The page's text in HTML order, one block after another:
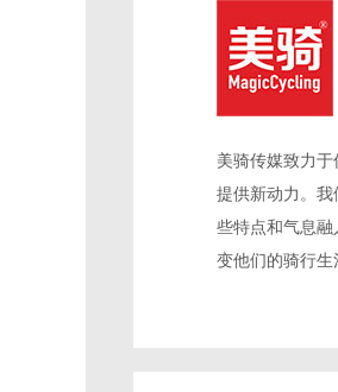
美骑传媒致力
提供新动力。
些特点和气息
变他们的骑行生